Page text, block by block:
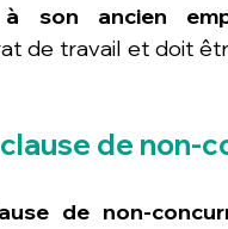
son ancien
de travail et doit
de non-
de non-